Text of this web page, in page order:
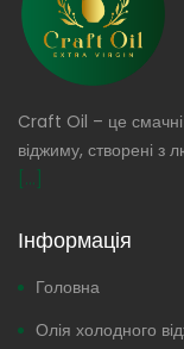
Craft Oil – це смачні
віджиму, створені з
[...]
Інформація
Головна
Олія холодного